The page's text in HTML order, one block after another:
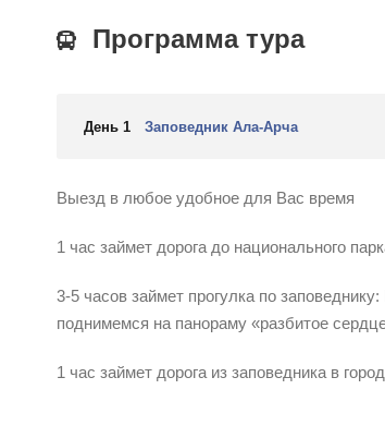
Программа тура
День 1 Заповедник Ала-Арча
Выезд в любое удобное для Вас время
1 час займет дорога до национального
3-5 часов займет прогулка по
поднимемся на панораму «разбитое
1 час займет дорога из заповедника в город